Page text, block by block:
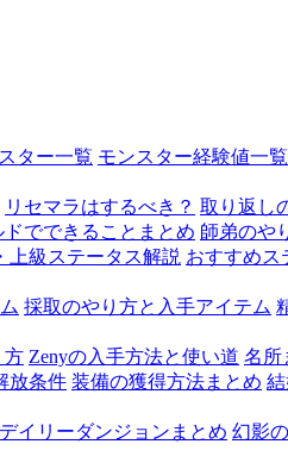
ター一覧 モンスター経験値一覧
リセマラはするべき？ 取り返し
ドでできることまとめ 師弟のや
上級ステータス解説 おすすめス
採取のやり方と入手アイテム
方 Zenyの入手方法と使い道 名所
放条件 装備の獲得方法まとめ
デイリーダンジョンまとめ 幻影